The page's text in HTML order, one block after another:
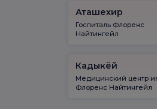
Аташехир
Госпиталь Флоренс
Найтингейл
Кадыкёй
Медицинский центр
Флоренс Найтингейл